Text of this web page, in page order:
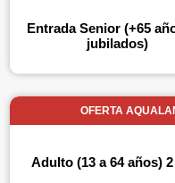
Entrada Senior (+65
jubilados)
OFERTA
Adulto (13 a 64 años)